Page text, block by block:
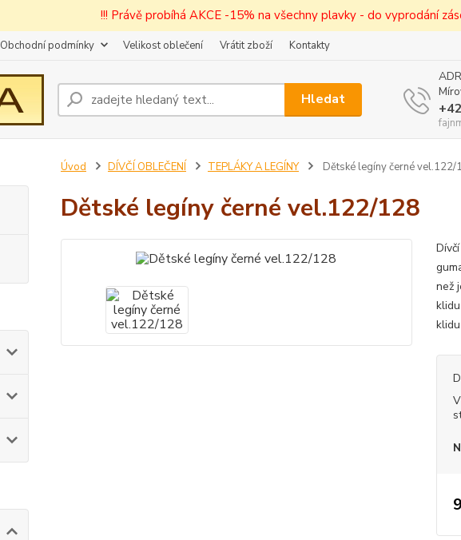
!!! Právě probíhá AKCE -15% na všechny plavky - do vyprodání
Obchodní podmínky Velikost oblečení Vrátit zboží Kontakty
Hledat
Úvod DÍVČÍ OBLEČENÍ TEPLÁKY A LEGÍNY Dětské legíny černé vel.122/
Dětské legíny černé vel.122/128
než